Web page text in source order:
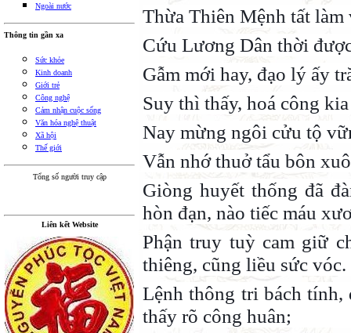
Ngoài nước
Thông tin gần xa
Sức khỏe
Kinh doanh
Giới trẻ
Công nghệ
Cảm nhận cuộc sống
Văn hóa nghệ thuật
Xã hội
Thế giới
Tổng số người truy cập
Liên kết Website
Thừa Thiên Mệnh tất làm
Cứu Lương Dân thời
Gẫm mới hay, đạo lý ấy
Suy thì thấy, hoá công
Nay mừng ngôi cửu tộ
Vẫn nhớ thuở tẩu bôn
Giòng huyết thống đã
hòn đạn, nào tiếc máu
Phận truy tuỳ cam giữ
thiêng, cũng liều sức vóc.
Lệnh thông tri bách tính,
thấy rõ công huân;